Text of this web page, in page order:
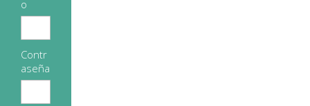
o
Contr
aseña